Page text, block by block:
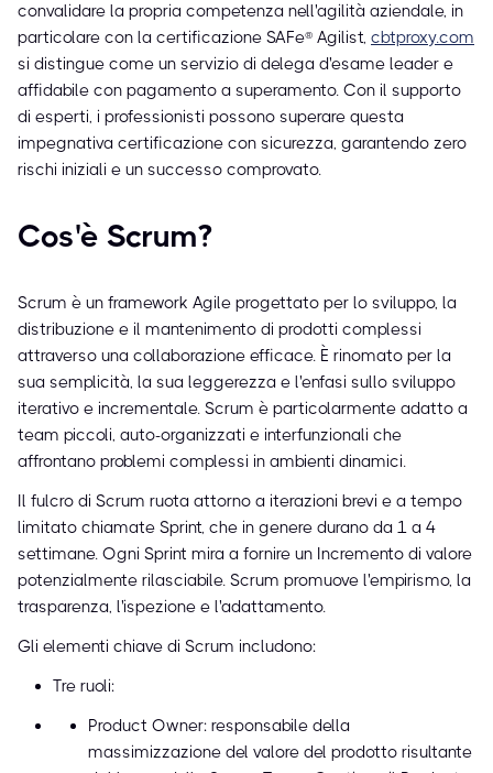
convalidare la propria competenza nell'agilità aziendale, in
particolare con la certificazione SAFe® Agilist, cbtproxy.com
si distingue come un servizio di delega d'esame leader e
affidabile con pagamento a superamento. Con il supporto
di esperti, i professionisti possono superare questa
impegnativa certificazione con sicurezza, garantendo zero
rischi iniziali e un successo comprovato.
Cos'è Scrum?
Scrum è un framework Agile progettato per lo sviluppo, la
distribuzione e il mantenimento di prodotti complessi
attraverso una collaborazione efficace. È rinomato per la
sua semplicità, la sua leggerezza e l'enfasi sullo sviluppo
iterativo e incrementale. Scrum è particolarmente adatto a
team piccoli, auto-organizzati e interfunzionali che
affrontano problemi complessi in ambienti dinamici.
Il fulcro di Scrum ruota attorno a iterazioni brevi e a tempo
limitato chiamate Sprint, che in genere durano da 1 a 4
settimane. Ogni Sprint mira a fornire un Incremento di valore
potenzialmente rilasciabile. Scrum promuove l'empirismo, la
trasparenza, l'ispezione e l'adattamento.
Gli elementi chiave di Scrum includono:
Tre ruoli:
Product Owner: responsabile della
massimizzazione del valore del prodotto risultante